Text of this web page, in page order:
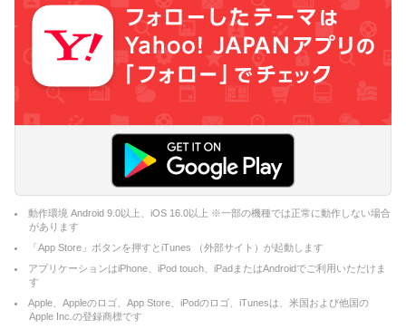
動作環境 Android 9.0以上、iOS 16.0以上 ※一部の機種では正常に動作しない場合
があります
「App Store」ボタンを押すとiTunes （外部サイト）が起動します
アプリケーションはiPhone、iPod touch、iPadまたはAndroidでご利用いただけま
す
Apple、Appleのロゴ、App Store、iPodのロゴ、iTunesは、米国および他国の
Apple Inc.の登録商標です